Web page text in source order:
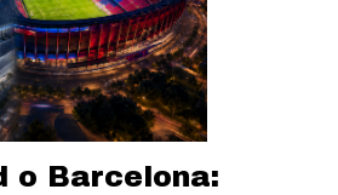
o Barcelona: